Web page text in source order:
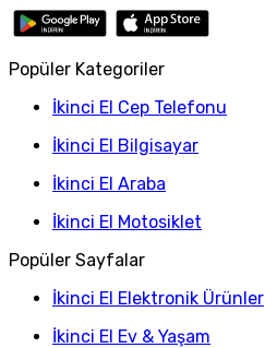
Popüler Kategoriler
İkinci El Cep Telefonu
İkinci El Bilgisayar
İkinci El Araba
İkinci El Motosiklet
Popüler Sayfalar
İkinci El Elektronik Ürünler
İkinci El Ev & Yaşam